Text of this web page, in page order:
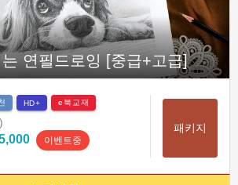
연필드로잉 [중급+고급]
HD+ e북교재
이벤트중
패키지